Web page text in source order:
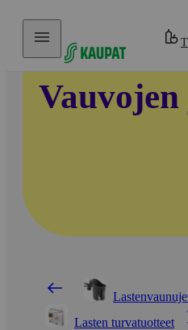
Hyppää sisältöön
Vauvojen
Lasten turvatuotteet